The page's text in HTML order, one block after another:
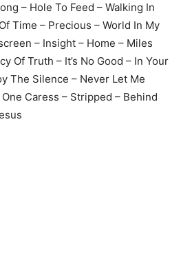
– Hole To Feed – Walking In
Time – Precious – World In My
– Insight – Home – Miles
Of Truth – It’s No Good – In Your
The Silence – Never Let Me
Caress – Stripped – Behind